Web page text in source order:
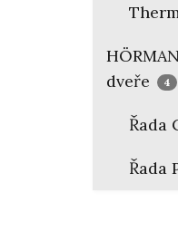
dveře
4
Řada
Řada